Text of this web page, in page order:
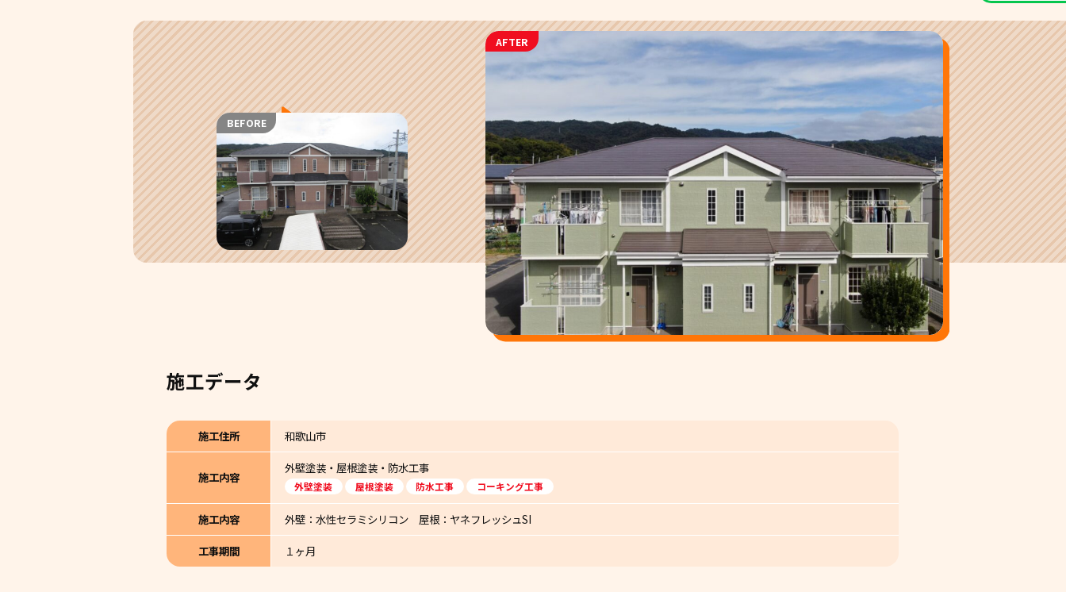
BEFORE
AFTER
施工データ
施工住所 和歌山市
施工内容
外壁塗装・屋根塗装・防水工事
外壁塗装 屋根塗装 防水工事 コーキング工事
施工内容
外壁：水性セラミシリコン 屋根：ヤネフレッシュSI
工事期間
１ヶ月